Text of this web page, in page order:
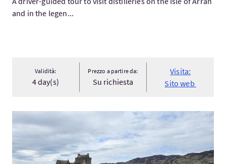
and in the legen...
Validità:
4 day(s)
Prezzo a partire da:
Su richiesta
Visita:
Sito web
Visita:Isle of Skye, Loch Ness and Glencoe Private Tour